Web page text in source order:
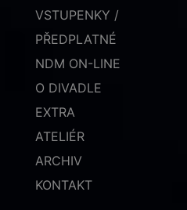
VSTUPENKY /
PŘEDPLATNÉ
NDM ON-LINE
O DIVADLE
EXTRA
ATELIÉR
ARCHIV
KONTAKT